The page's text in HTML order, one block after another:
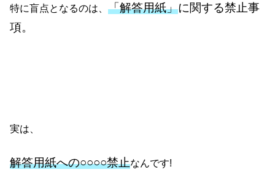
特に盲点となるのは、「解答用紙」に関する禁止事
項。
実は、
解答用紙への○○○○禁止なんです!